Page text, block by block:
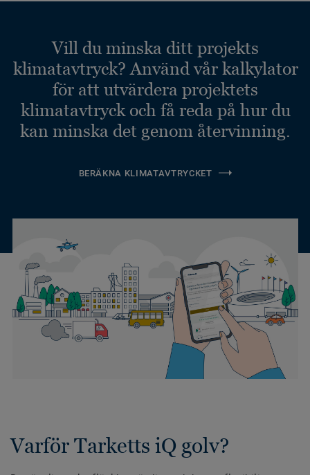
Vill du minska ditt projekts
klimatavtryck? Använd vår kalkylator
för att utvärdera projektets
klimatavtryck och få reda på hur du
kan minska det genom återvinning.
BERÄKNA KLIMATAVTRYCKET
Varför Tarketts iQ golv?